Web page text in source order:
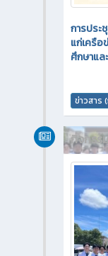
การประ
แก่เครือ
ศึกษาแล
ข่าวสาร
กิจกรร